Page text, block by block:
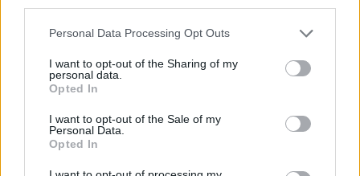
Personal Data Processing Opt Outs
I want to opt-out of the Sharing of my
personal data.
Opted In
I want to opt-out of the Sale of my
Personal Data.
Opted In
palvelut kuten StubHub tarjoavat lippuja. Varo ”pimeitä
markkinoita”, sillä saatat maksaa ison summan lipuista, joita
onkin, että ostat liput VAIN virallisilta, vahvistetuilta
toimijoilta – ja turvallisinta liput on varmasti ostaa suoraan
Huomasithan, että sivustoltamme löydät myös
MM 2026 lohkotsekä turnauksen kaikki
Pelipaikat ja